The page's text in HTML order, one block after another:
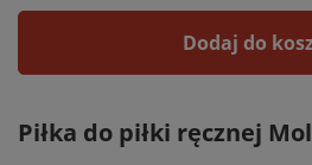
Dodaj do
Piłka do piłki ręcznej